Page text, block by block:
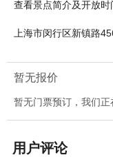
查看景点简介及开放时
上海市闵行区新镇路
暂无报价
暂无门票预订，我们正
用户评论